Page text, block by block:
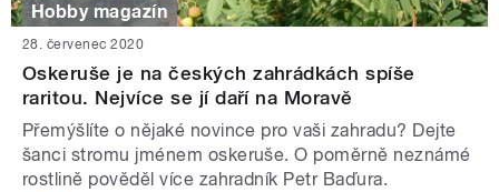
Hobby magazín
28. červenec 2020
Oskeruše je na českých zahrádkách spíše
raritou. Nejvíce se jí daří na Moravě
Přemýšlíte o nějaké novince pro vaši zahradu? Dejte
šanci stromu jménem oskeruše. O poměrně neznámé
rostlině pověděl více zahradník Petr Baďura.